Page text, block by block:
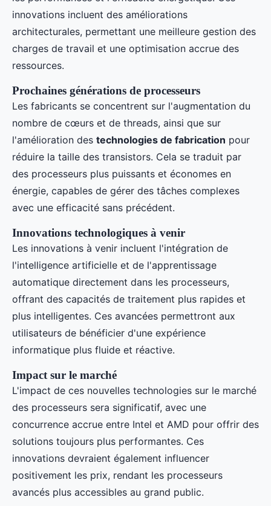
innovations incluent des améliorations
architecturales, permettant une meilleure gestion des
charges de travail et une optimisation accrue des
ressources.
Prochaines générations de processeurs
Les fabricants se concentrent sur l'augmentation du
nombre de cœurs et de threads, ainsi que sur
l'amélioration des technologies de fabrication pour
réduire la taille des transistors. Cela se traduit par
des processeurs plus puissants et économes en
énergie, capables de gérer des tâches complexes
avec une efficacité sans précédent.
Innovations technologiques à venir
Les innovations à venir incluent l'intégration de
l'intelligence artificielle et de l'apprentissage
automatique directement dans les processeurs,
offrant des capacités de traitement plus rapides et
plus intelligentes. Ces avancées permettront aux
utilisateurs de bénéficier d'une expérience
informatique plus fluide et réactive.
Impact sur le marché
L'impact de ces nouvelles technologies sur le marché
des processeurs sera significatif, avec une
concurrence accrue entre Intel et AMD pour offrir des
solutions toujours plus performantes. Ces
innovations devraient également influencer
positivement les prix, rendant les processeurs
avancés plus accessibles au grand public.